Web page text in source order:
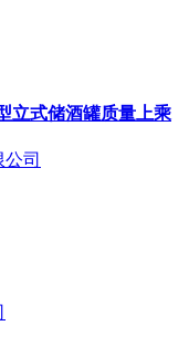
用工业用商用
式储酒罐质量上乘